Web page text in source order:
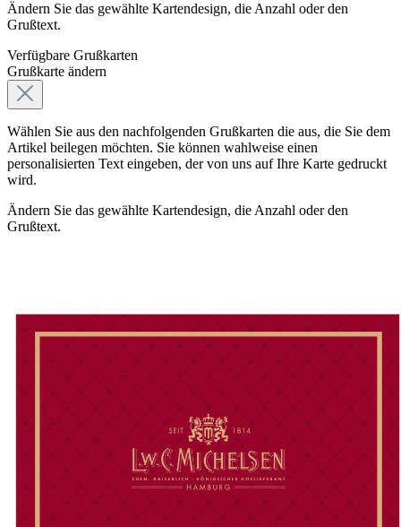
Ändern Sie das gewählte Kartendesign, die Anzahl oder den
Grußtext.
Verfügbare Grußkarten
Grußkarte ändern
Wählen Sie aus den nachfolgenden Grußkarten die aus, die Sie dem
Artikel beilegen möchten. Sie können wahlweise einen
personalisierten Text eingeben, der von uns auf Ihre Karte gedruckt
wird.
Ändern Sie das gewählte Kartendesign, die Anzahl oder den
Grußtext.